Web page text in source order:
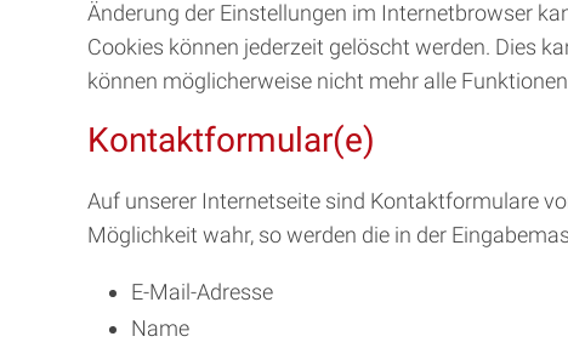
Änderung der Einstellungen im Internetbrowser
Cookies können jederzeit gelöscht werden. Dies
können möglicherweise nicht mehr alle
Kontaktformular(e)
Auf unserer Internetseite sind Kontaktformulare
Möglichkeit wahr, so werden die in der
E-Mail-Adresse
Name